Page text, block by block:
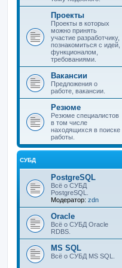
Проекты
Проекты в которых
можно принять
участие разработчику,
познакомиться с идей,
функционалом,
требованиями.
Вакансии
Предложения о
работе, вакансии.
Резюме
Резюме специалистов
в том числе
находящихся в поиске
работы.
СУБД
PostgreSQL
Всё о СУБД
PostgreSQL.
Модератор: zdn
Oracle
Всё о СУБД Oracle
RDBS.
MS SQL
Всё о СУБД MS SQL.